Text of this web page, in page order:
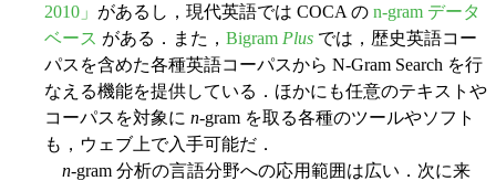
2010」 があるし，現代英語では COCA の n-gram データ
ベース がある．また， Bigram Plus では，歴史英語コー
パスを含めた各種英語コーパスから N-Gram Search を行
なえる機能を提供している．ほかにも任意のテキストや
コーパスを対象に n-gram を取る各種のツールやソフト
も，ウェブ上で入手可能だ．
n-gram 分析の言語分野への応用範囲は広い．次に来